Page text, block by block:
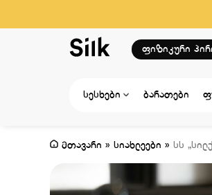
ფიზიკური
სესხები ბარათები
მთავარი » სიახლეები » სს